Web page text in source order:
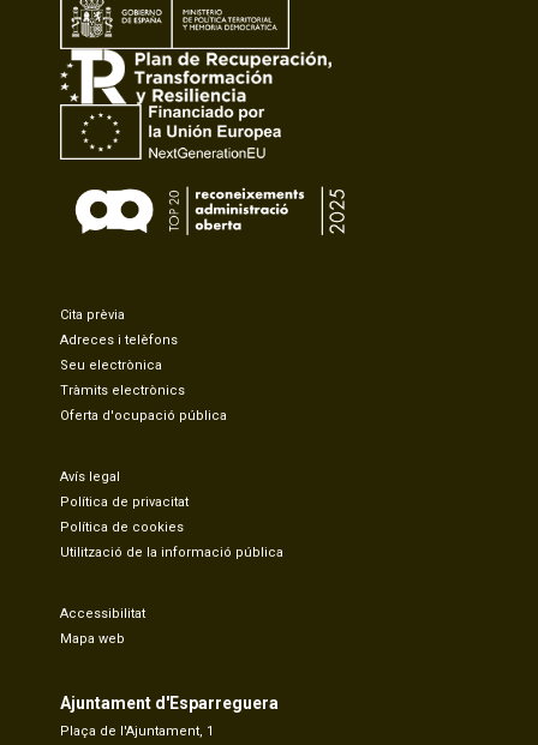
Cita prèvia
Adreces i telèfons
Seu electrònica
Tràmits electrònics
Oferta d'ocupació pública
Avís legal
Política de privacitat
Política de cookies
Utilització de la informació pública
Accessibilitat
Mapa web
Ajuntament d'Esparreguera
Plaça de l'Ajuntament, 1